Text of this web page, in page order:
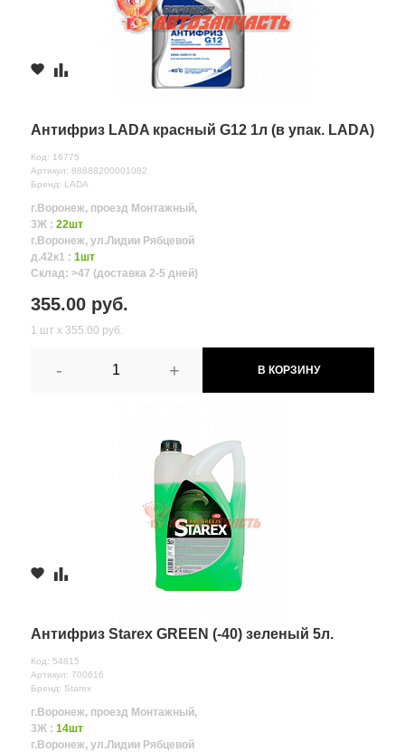
Антифриз LADA красный G12 1л (в упак. LADA)
Код: 16775
Артикул: 88888200001082
Бренд: LADA
г.Воронеж, проезд Монтажный,
3Ж : 22шт
г.Воронеж, ул.Лидии Рябцевой
д.42к1 : 1шт
Склад: >47 (доставка 2-5 дней)
355.00 руб.
1 шт х 355.00 руб.
- + В КОРЗИНУ
Антифриз Starex GREEN (-40) зеленый 5л.
Код: 54815
Артикул: 700616
Бренд: Starex
г.Воронеж, проезд Монтажный,
3Ж : 14шт
г.Воронеж, ул.Лидии Рябцевой